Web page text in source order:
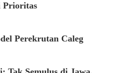
Prioritas
Perekrutan Caleg